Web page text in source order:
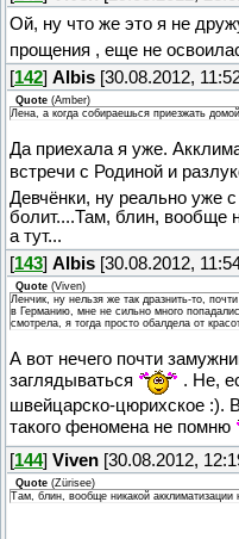
Ой, ну что же это я не
прощения , еще не
[142] Albis [30.08.2012,
Quote (Amber)
Лена, а когда собираешься приезжать
Да приехала я уже.
встречи с Родиной и
Девчёнки, ну реально уже
болит....Там, блин, вообще
а тут...
[143] Albis [30.08.2012,
Quote (Viven)
Ленчик, ну нельзя же так дразнить-то,
в Германию, мне не сильно много
смотрела, я тогда просто обалдела от
А вот нечего почти
заглядываться
. Не,
швейцарско-цюрихское :).
такого феномена не помню
[144] Viven [30.08.2012,
Quote (Zürisee)
Там, блин, вообще никакой акклиматизации